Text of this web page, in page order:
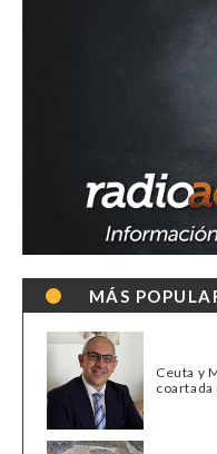
MÁS
Ceuta y